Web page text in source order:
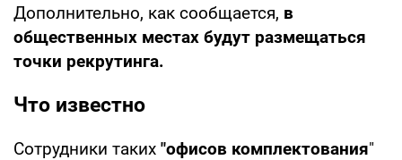
Дополнительно, как сообщается, в
общественных местах будут размещаться
точки рекрутинга.
Что известно
Сотрудники таких "офисов комплектования"